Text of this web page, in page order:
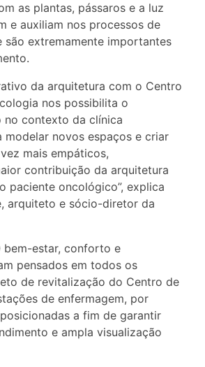
as plantas, pássaros e a luz
e auxiliam nos processos de
são extremamente importantes
da arquitetura com o Centro
nos possibilita o
no contexto da clínica
modelar novos espaços e criar
mais empáticos,
contribuição da arquitetura
paciente oncológico”, explica
arquiteto e sócio-diretor da
bem-estar, conforto e
pensados em todos os
de revitalização do Centro de
de enfermagem, por
a fim de garantir
e ampla visualização